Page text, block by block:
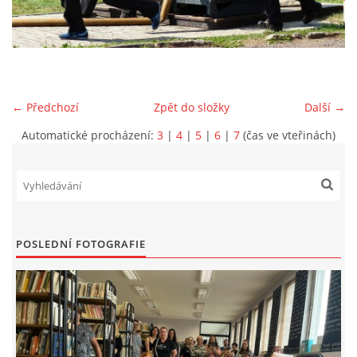
VIDEA Z DRONU
"KNIHOBUDKY"
E-KNIHY DO KAŽDÉ KNIHOVNY
GRANTY A DOTACE
← Předchozí Další →
Zpět do složky
Automatické procházení: 3 | 4 | 5 | 6 | 7 (čas ve vteřinách)
POSLEDNÍ FOTOGRAFIE